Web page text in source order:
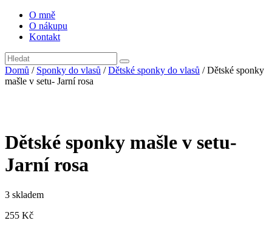
O mně
O nákupu
Kontakt
Domů / Sponky do vlasů /Dětské sponky do vlasů / Dětské sponky
mašle v setu- Jarní rosa
Dětské sponky mašle v setu-
Jarní rosa
3 skladem
255 Kč